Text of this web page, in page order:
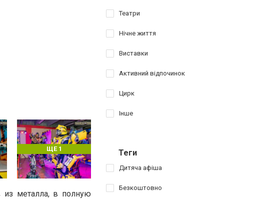
ЩЕ 1
из металла, в полную
Театри
Нічне життя
Виставки
Активний відпочинок
Цирк
Інше
Теги
Дитяча афіша
Безкоштовно